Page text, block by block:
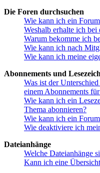
Die Foren durchsuchen
Wie kann ich ein
Weshalb erhalte ich bei
Warum bekomme ich
Wie kann ich nach
Wie kann ich meine
Abonnements und
Was ist der
einem Abonnements
Wie kann ich ein
Thema abonnieren?
Wie kann ich ein
Wie deaktiviere ich
Dateianhänge
Welche Dateianhänge
Kann ich eine